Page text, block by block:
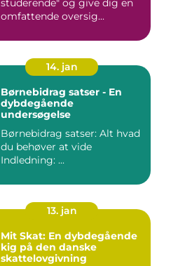
studerende" og give dig en
omfattende oversig...
14. jan
Børnebidrag satser - En
dybdegående
undersøgelse
Børnebidrag satser: Alt hvad
du behøver at vide
Indledning: ...
13. jan
Mit Skat: En dybdegående
kig på den danske
skattelovgivning